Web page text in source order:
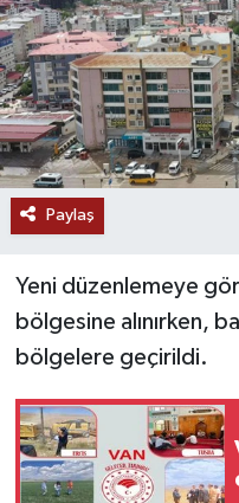
Paylaş
Yeni düzenlemeye
bölgesine alınırken,
bölgelere geçirildi.